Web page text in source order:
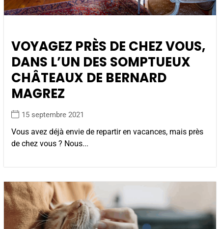
VOYAGEZ PRÈS DE CHEZ VOUS,
DANS L’UN DES SOMPTUEUX
CHÂTEAUX DE BERNARD
MAGREZ
15 septembre 2021
Vous avez déjà envie de repartir en vacances, mais près
de chez vous ? Nous...